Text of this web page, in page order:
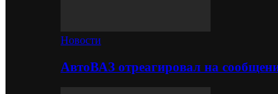
Новости
АвтоВАЗ отреагировал на